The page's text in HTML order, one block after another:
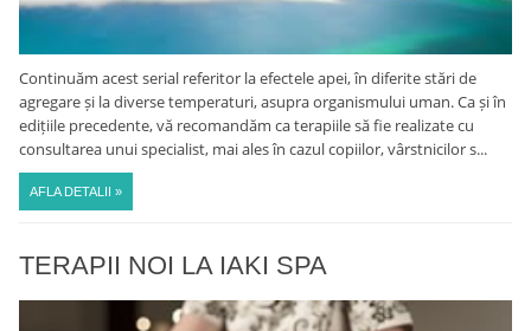
Continuăm acest serial referitor la efectele apei, în diferite stări de
agregare și la diverse temperaturi, asupra organismului uman. Ca și în
edițiile precedente, vă recomandăm ca terapiile să fie realizate cu
consultarea unui specialist, mai ales în cazul copiilor, vârstnicilor s...
AFLA DETALII »
TERAPII NOI LA IAKI SPA